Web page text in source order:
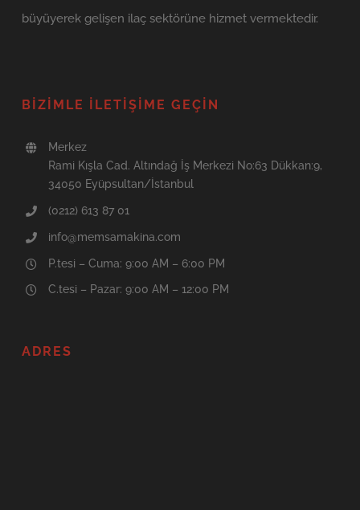
büyüyerek gelişen ilaç sektörüne hizmet vermektedir.
BIZIMLE İLETIŞIME GEÇIN
Merkez
Rami Kışla Cad. Altındağ İş Merkezi No:63 Dükkan:9,
34050 Eyüpsultan/İstanbul
(0212) 613 87 01
info@memsamakina.com
P.tesi – Cuma: 9:00 AM – 6:00 PM
C.tesi – Pazar: 9:00 AM – 12:00 PM
ADRES